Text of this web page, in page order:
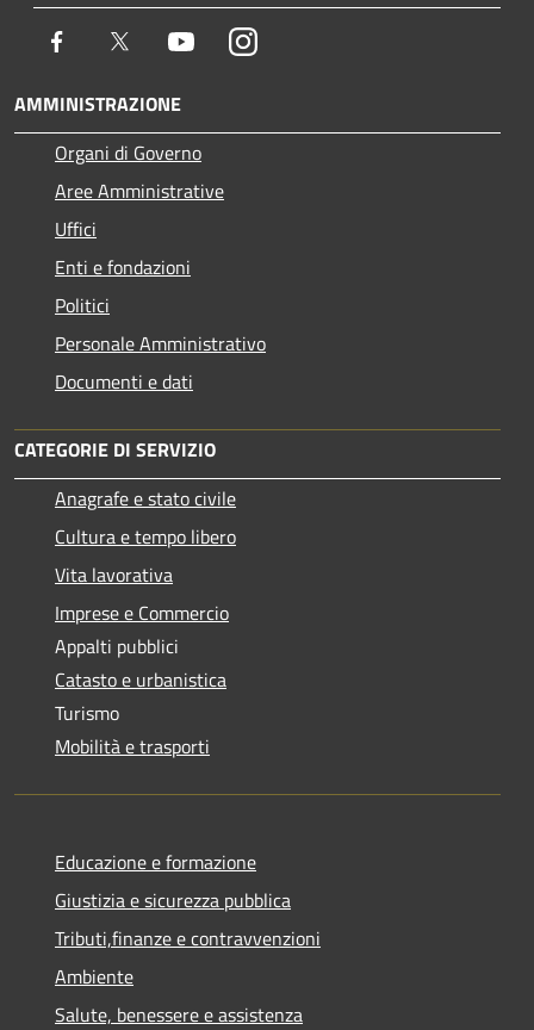
Facebook Twitter YoutubeInstagram
AMMINISTRAZIONE
Organi di Governo
Aree Amministrative
Uffici
Enti e fondazioni
Politici
Personale Amministrativo
Documenti e dati
CATEGORIE DI SERVIZIO
Anagrafe e stato civile
Cultura e tempo libero
Vita lavorativa
Imprese e Commercio
Appalti pubblici
Catasto e urbanistica
Turismo
Mobilità e trasporti
Educazione e formazione
Giustizia e sicurezza pubblica
Tributi,finanze e contravvenzioni
Ambiente
Salute, benessere e assistenza